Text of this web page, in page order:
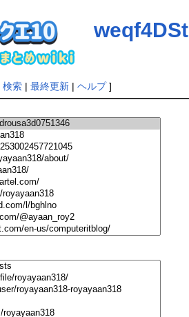
weqf4DSt
検索| 最終更新| ヘルプ]